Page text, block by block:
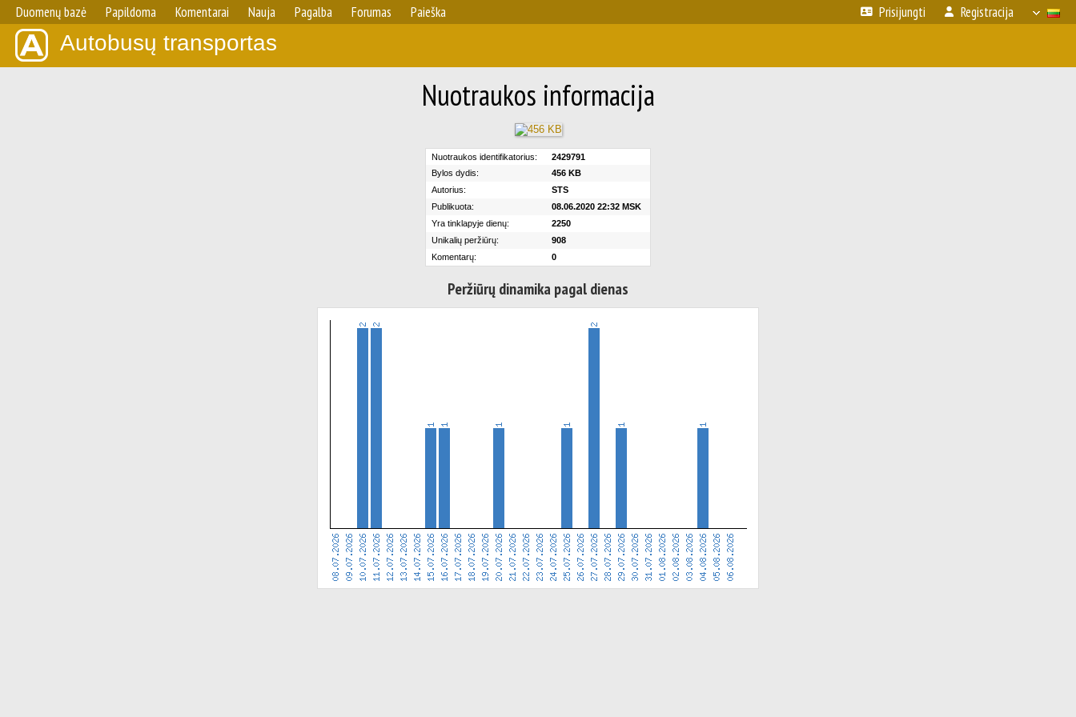
Duomenų bazė Papildoma Komentarai Nauja Pagalba Forumas Paieška Prisijungti Registracija
Autobusų transportas
Nuotraukos informacija
Nuotraukos identifikatorius:
2429791
Bylos dydis:
456 KB
Autorius:
STS
Publikuota:
08.06.2020 22:32 MSK
Yra tinklapyje dienų:
2250
Unikalių peržiūrų:
908
Komentarų:
0
Peržiūrų dinamika pagal dienas